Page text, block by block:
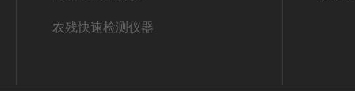
农残快速检测仪器